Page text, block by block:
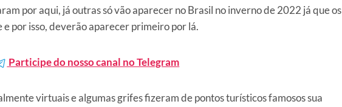
por aqui, já outras só vão aparecer no Brasil no inverno de 2022 já que os
por isso, deverão aparecer primeiro por lá.
Participe do nosso canal no Telegram
virtuais e algumas grifes fizeram de pontos turísticos famosos sua